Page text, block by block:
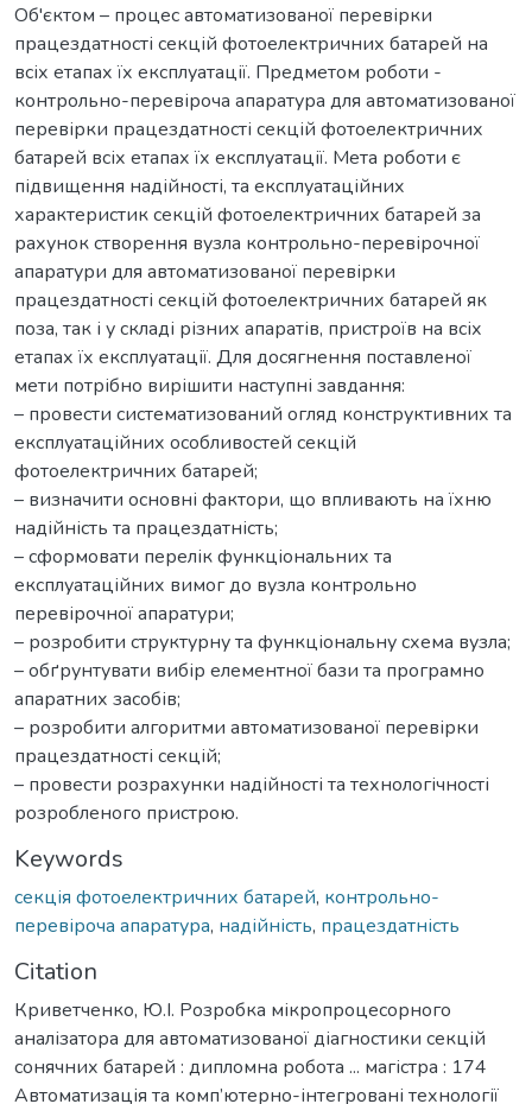
Об'єктом – процес автоматизованої перевірки
працездатності секцій фотоелектричних батарей на
всіх етапах їх експлуатації. Предметом роботи -
контрольно-перевіроча апаратура для автоматизованої
перевірки працездатності секцій фотоелектричних
батарей всіх етапах їх експлуатації. Мета роботи є
підвищення надійності, та експлуатаційних
характеристик секцій фотоелектричних батарей за
рахунок створення вузла контрольно-перевірочної
апаратури для автоматизованої перевірки
працездатності секцій фотоелектричних батарей як
поза, так і у складі різних апаратів, пристроїв на всіх
етапах їх експлуатації. Для досягнення поставленої
мети потрібно вирішити наступні завдання:
– провести систематизований огляд конструктивних та
експлуатаційних особливостей секцій
фотоелектричних батарей;
– визначити основні фактори, що впливають на їхню
надійність та працездатність;
– сформовати перелік функціональних та
експлуатаційних вимог до вузла контрольно
перевірочної апаратури;
– розробити структурну та функціональну схема вузла;
– обґрунтувати вибір елементної бази та програмно
апаратних засобів;
– розробити алгоритми автоматизованої перевірки
працездатності секцій;
– провести розрахунки надійності та технологічності
розробленого пристрою.
Keywords
секція фотоелектричних батарей, контрольно-
перевіроча апаратура, надійність, працездатність
Citation
Криветченко, Ю.І. Розробка мікропроцесорного
аналізатора для автоматизованої діагностики секцій
сонячних батарей : дипломна робота ... магістра : 174
Автоматизація та комп’ютерно-інтегровані технології